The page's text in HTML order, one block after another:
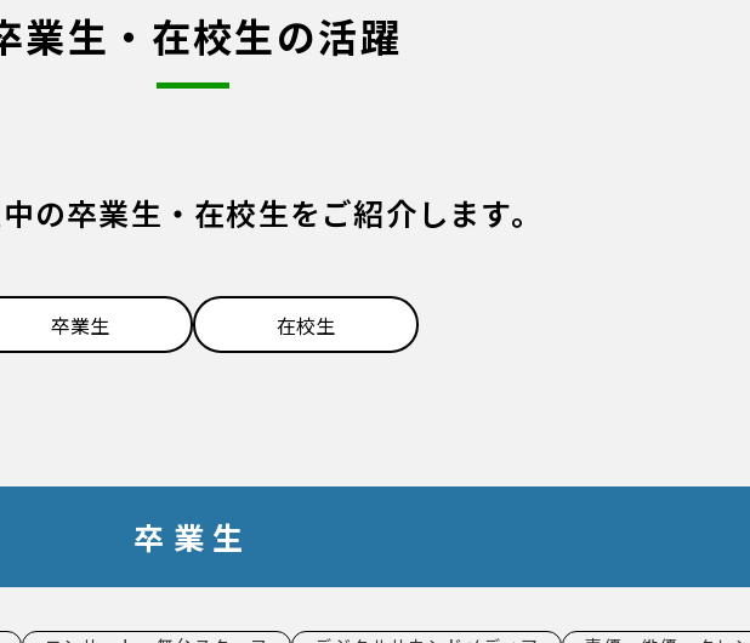
業生・在校生の活躍
の卒業生・在校生をご紹介します。
卒業生 在校生
卒業生